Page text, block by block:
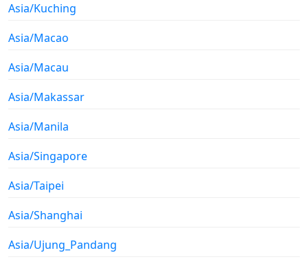
Asia/Kuching
Asia/Macao
Asia/Macau
Asia/Makassar
Asia/Manila
Asia/Singapore
Asia/Taipei
Asia/Shanghai
Asia/Ujung_Pandang